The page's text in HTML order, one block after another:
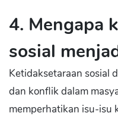
4. Mengapa
sosial
Ketidaksetaraan sosial
dan konflik dalam
memperhatikan isu-isu